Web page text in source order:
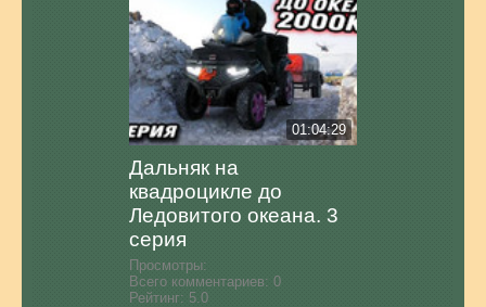
01:04:29
Дальняк на
квадроцикле до
Ледовитого океана. 3
серия
Просмотры:
Всего комментариев: 0
Рейтинг: 5.0